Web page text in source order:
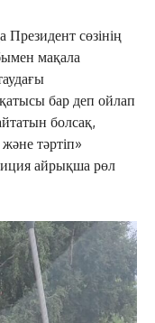
сөзінің
мақала
бар деп ойлап
болсақ,
тәртіп»
айрықша рөл